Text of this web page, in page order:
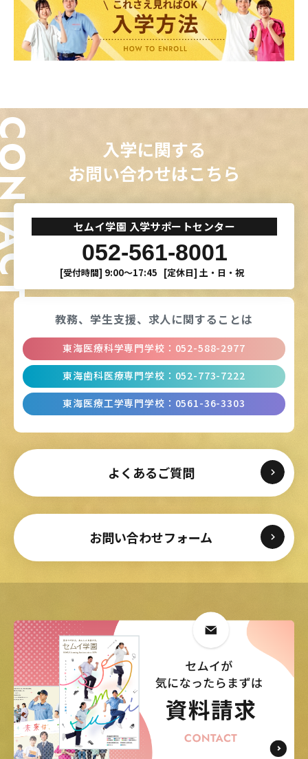
入学に関する
お問い合わせはこちら
セムイ学園 入学サポートセンター
052-561-8001
[受付時間] 9:00〜17:45 [定休日] 土・日・祝
よくあるご質問
お問い合わせフォーム
教務、学生支援、 求人に関することは
東海医療科学専門学校 ： 052-588-2977
東海歯科医療専門学校 ： 052-773-7222
東海医療工学専門学校 ： 0561-36-3303